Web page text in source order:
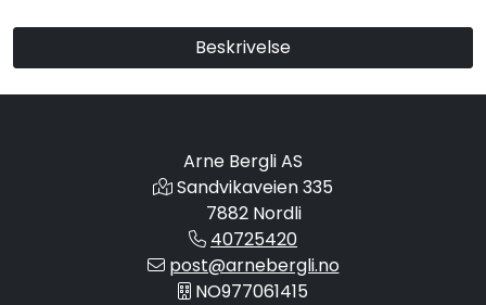
Beskrivelse
Arne Bergli AS
Sandvikaveien 335
7882 Nordli
40725420
post@arnebergli.no
NO977061415